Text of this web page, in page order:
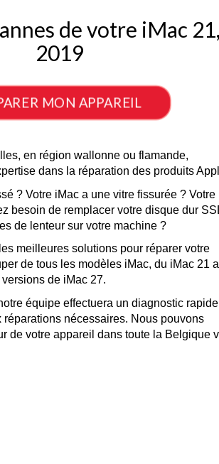
de votre iMac
2019
MON APPAREIL
en région wallonne ou flamande,
dans la réparation des produits
? Votre iMac a une vitre fissurée ? Votre
besoin de remplacer votre disque dur
meilleures solutions pour réparer votre
de tous les modèles iMac, du iMac 21
équipe effectuera un diagnostic rapide
nécessaires. Nous pouvons
de votre appareil dans toute la Belgique